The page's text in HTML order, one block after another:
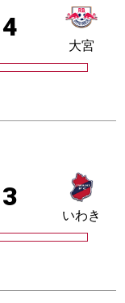
4
大宮
3
いわき